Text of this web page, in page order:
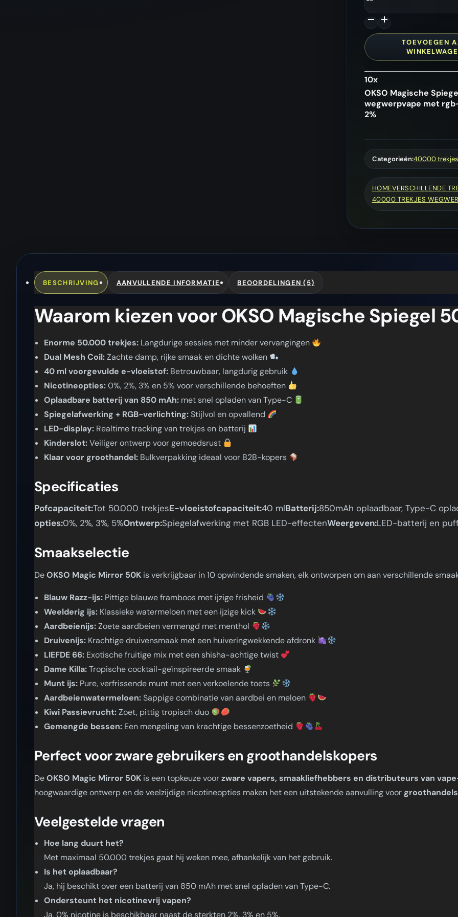
Spiegel
50K
50.000
trekjes
wegwerpvape
met
rgb-
spiegelafwerking
aantal
TOEVOEGEN
10x
OKSO Magische
wegwerpvape met
2%
Categorieën:40000
HOMEVERSCHILLENDE
40000 TREKJES
BESCHRIJVING AANVULLENDE INFORMATIE BEOORDELINGEN (5)
Waarom kiezen voor OKSO Magische Spiegel
Enorme 50.000 trekjes: Langdurige sessies met minder vervangingen
Dual Mesh Coil:Zachte damp, rijke smaak en dichte wolken
40 ml voorgevulde e-vloeistof: Betrouwbaar, langdurig gebruik
Nicotineopties:0%, 2%, 3% en 5% voor verschillende behoeften
Oplaadbare batterij van 850 mAh: met snel opladen van Type-C
Spiegelafwerking + RGB-verlichting:Stijlvol en opvallend
LED-display: Realtime tracking van trekjes en batterij
Kinderslot:Veiliger ontwerp voor gemoedsrust
Klaar voor groothandel: Bulkverpakking ideaal voor B2B-kopers
Specificaties
Pofcapaciteit:Tot 50.000 trekjesE-vloeistofcapaciteit:40 mlBatterij:850mAh oplaadbaar, Type-C
opties:0%, 2%, 3%, 5%Ontwerp:Spiegelafwerking met RGB LED-effectenWeergeven:LED-batterij en
Smaakselectie
DeOKSO Magic Mirror 50K is verkrijgbaar in 10 opwindende smaken, elk ontworpen om aan verschillende
Blauw Razz-ijs: Pittige blauwe framboos met ijzige frisheid
Weelderig ijs: Klassieke watermeloen met een ijzige kick
Aardbeienijs:Zoete aardbeien vermengd met menthol
Druivenijs: Krachtige druivensmaak met een huiveringwekkende afdronk
LIEFDE 66: Exotische fruitige mix met een shisha-achtige twist
Dame Killa:Tropische cocktail-geïnspireerde smaak
Munt ijs: Pure, verfrissende munt met een verkoelende toets
Aardbeienwatermeloen:Sappige combinatie van aardbei en meloen
Kiwi Passievrucht:Zoet, pittig tropisch duo
Gemengde bessen: Een mengeling van krachtige bessenzoetheid
Perfect voor zware gebruikers en groothandelskopers
DeOKSO Magic Mirror 50K is een topkeuze voorzware vapers, smaakliefhebbers en distributeurs van
hoogwaardige ontwerp en de veelzijdige nicotineopties maken het een uitstekende aanvulling voor
Veelgestelde vragen
Hoe lang duurt het?
Met maximaal 50.000 trekjes gaat hij weken mee, afhankelijk van het gebruik.
Is het oplaadbaar?
Ja, hij beschikt over een batterij van 850 mAh met snel opladen van Type-C.
Ondersteunt het nicotinevrij vapen?
Ja, 0% nicotine is beschikbaar naast de sterkten 2%, 3% en 5%.